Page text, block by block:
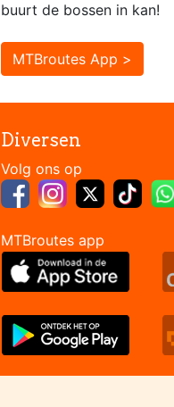
buurt de bossen in kan!
MTBroutes App >
Diversen
Volg ons
MTBroutes app